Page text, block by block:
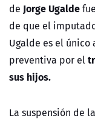
de Jorge Ugalde
de que el
Ugalde es el
preventiva por el
sus hijos.
La suspensión de